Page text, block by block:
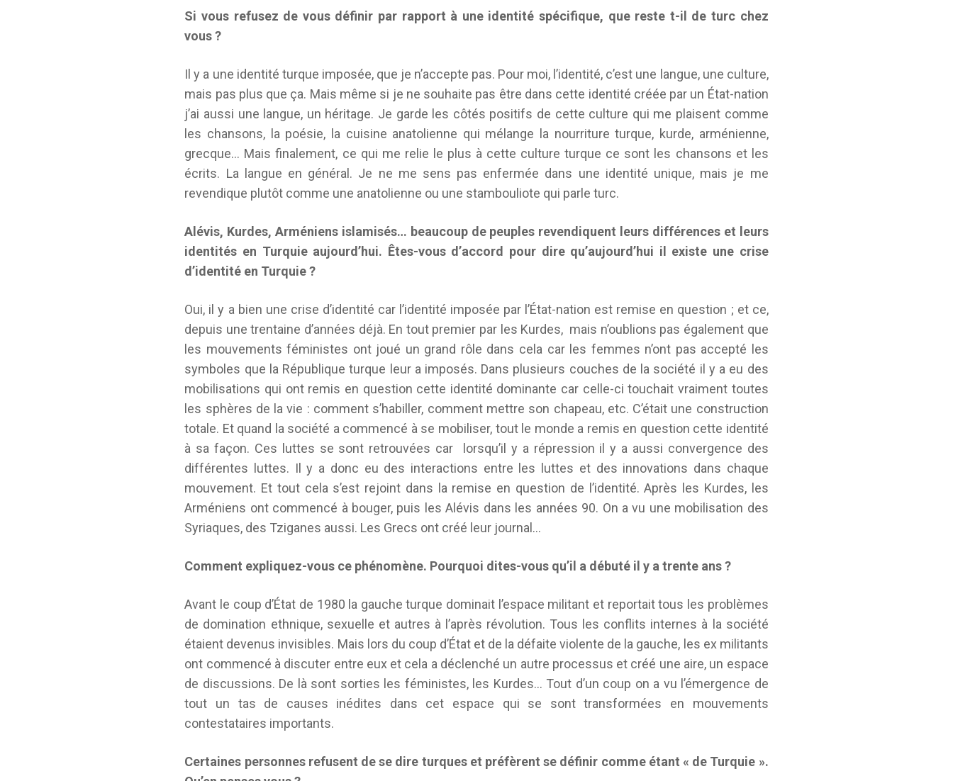
Si vous refusez de vous définir par rapport à une identité spécifique, que reste t-il de turc chez
vous ?
Il y a une identité turque imposée, que je n’accepte pas. Pour moi, l’identité, c’est une langue, une culture,
mais pas plus que ça. Mais même si je ne souhaite pas être dans cette identité créée par un État-nation
j’ai aussi une langue, un héritage. Je garde les côtés positifs de cette culture qui me plaisent comme
les chansons, la poésie, la cuisine anatolienne qui mélange la nourriture turque, kurde, arménienne,
grecque… Mais finalement, ce qui me relie le plus à cette culture turque ce sont les chansons et les
écrits. La langue en général. Je ne me sens pas enfermée dans une identité unique, mais je me
revendique plutôt comme une anatolienne ou une stambouliote qui parle turc.
Alévis, Kurdes, Arméniens islamisés… beaucoup de peuples revendiquent leurs différences et leurs
identités en Turquie aujourd’hui. Êtes-vous d’accord pour dire qu’aujourd’hui il existe une crise
d’identité en Turquie ?
Oui, il y a bien une crise d’identité car l’identité imposée par l’État-nation est remise en question ; et ce,
depuis une trentaine d’années déjà. En tout premier par les Kurdes, mais n’oublions pas également que
les mouvements féministes ont joué un grand rôle dans cela car les femmes n’ont pas accepté les
symboles que la République turque leur a imposés. Dans plusieurs couches de la société il y a eu des
mobilisations qui ont remis en question cette identité dominante car celle-ci touchait vraiment toutes
les sphères de la vie : comment s’habiller, comment mettre son chapeau, etc. C’était une construction
totale. Et quand la société a commencé à se mobiliser, tout le monde a remis en question cette identité
à sa façon. Ces luttes se sont retrouvées car lorsqu’il y a répression il y a aussi convergence des
différentes luttes. Il y a donc eu des interactions entre les luttes et des innovations dans chaque
mouvement. Et tout cela s’est rejoint dans la remise en question de l’identité. Après les Kurdes, les
Arméniens ont commencé à bouger, puis les Alévis dans les années 90. On a vu une mobilisation des
Syriaques, des Tziganes aussi. Les Grecs ont créé leur journal…
Comment expliquez-vous ce phénomène. Pourquoi dites-vous qu’il a débuté il y a trente ans ?
Avant le coup d’État de 1980 la gauche turque dominait l’espace militant et reportait tous les problèmes
de domination ethnique, sexuelle et autres à l’après révolution. Tous les conflits internes à la société
étaient devenus invisibles. Mais lors du coup d’État et de la défaite violente de la gauche, les ex militants
ont commencé à discuter entre eux et cela a déclenché un autre processus et créé une aire, un espace
de discussions. De là sont sorties les féministes, les Kurdes… Tout d’un coup on a vu l’émergence de
tout un tas de causes inédites dans cet espace qui se sont transformées en mouvements
contestataires importants.
Certaines personnes refusent de se dire turques et préfèrent se définir comme étant « de Turquie ».